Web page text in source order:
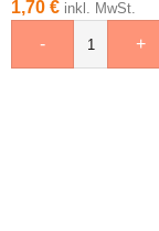
1,70 € inkl. MwSt.
- +